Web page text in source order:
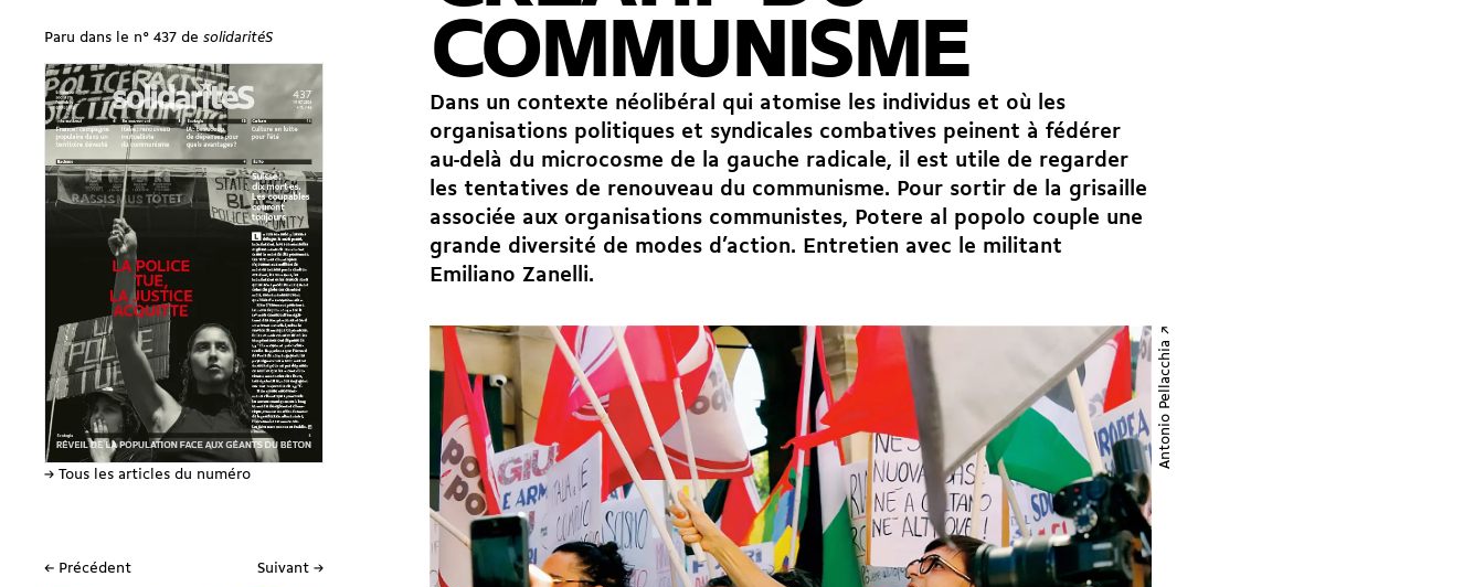
Paru dans le n° 437 de solidaritéS
→ Tous les articles du numéro
← Précédent Suivant →
COMMUNISME
Dans un contexte néolibéral qui atomise les individus et où les
organisations politiques et syndicales combatives peinent à fédérer
au-delà du microcosme de la gauche radicale, il est utile de regarder
les tentatives de renouveau du communisme. Pour sortir de la grisaille
associée aux organisations communistes, Potere al popolo couple une
grande diversité de modes d’action. Entretien avec le militant
Emiliano Zanelli.
Antonio Pellacchia ↗